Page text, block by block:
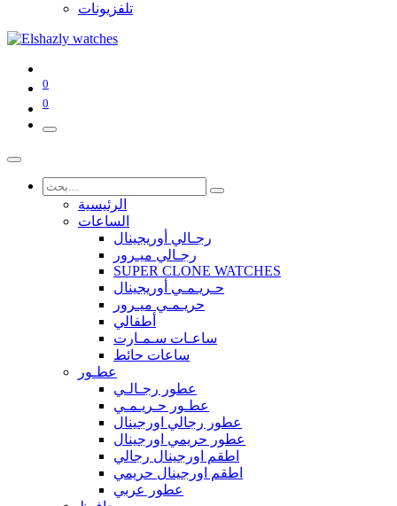
تلفزيونات
0
0
الرئيسية
الساعات
رجـالي أوريجينال
رجـالي ميـرور
SUPER CLONE WATCHES
حـريـمـي أوريجينال
حريـمـي ميـرور
أطفالي
ساعـات سـمـارت
ساعات حائط
عطـور
عطور رجـالـي
عطـور حـريـمـي
عطور رجالي اورجينال
عطور حريمي اورجينال
اطقم اورجينال رجالي
اطقم اورجينال حريمي
عطور عربي